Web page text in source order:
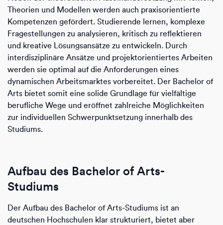
Theorien und Modellen werden auch praxisorientierte
Kompetenzen gefördert. Studierende lernen, komplexe
Fragestellungen zu analysieren, kritisch zu reflektieren
und kreative Lösungsansätze zu entwickeln. Durch
interdisziplinäre Ansätze und projektorientiertes Arbeiten
werden sie optimal auf die Anforderungen eines
dynamischen Arbeitsmarktes vorbereitet. Der Bachelor of
Arts bietet somit eine solide Grundlage für vielfältige
berufliche Wege und eröffnet zahlreiche Möglichkeiten
zur individuellen Schwerpunktsetzung innerhalb des
Studiums.
Aufbau des Bachelor of Arts-
Studiums
Der Aufbau des Bachelor of Arts-Studiums ist an
deutschen Hochschulen klar strukturiert, bietet aber